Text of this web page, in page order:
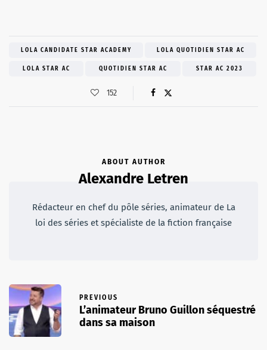
LOLA CANDIDATE STAR ACADEMY LOLA QUOTIDIEN STAR AC
LOLA STAR AC QUOTIDIEN STAR AC STAR AC 2023
152
ABOUT AUTHOR
Alexandre Letren
Rédacteur en chef du pôle séries, animateur de La
loi des séries et spécialiste de la fiction française
PREVIOUS
L’animateur Bruno Guillon séquestré
dans sa maison